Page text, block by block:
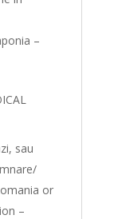
–
sau
or
–